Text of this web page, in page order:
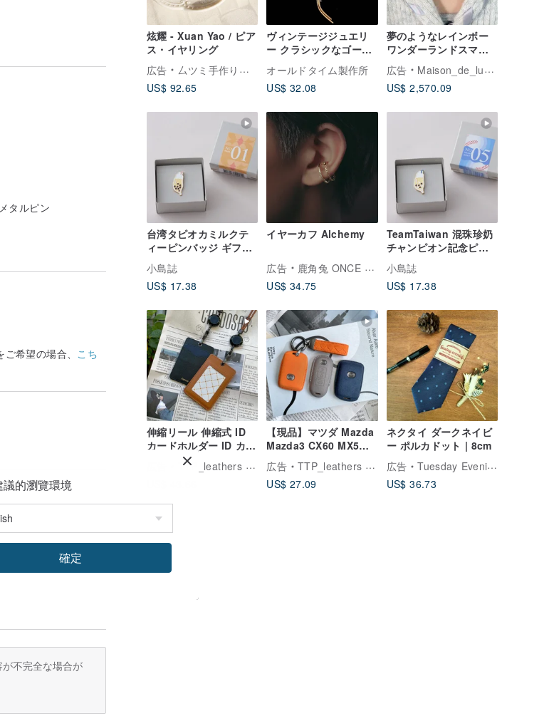
炫耀 - Xuan Yao / ピア
ス・イヤリング
広告
厶ツミ手作り研究室
US$ 92.65
ヴィンテージジュエリ
ー クラシックなゴール
ドパールのアイリス ブ
ローチ
オールドタイム製作所
US$ 32.08
夢のようなレインボー
ワンダーランドスマイ
ルネックレス、カラー
コランダムネックレ
ス、18Kゴールドカラー
広告
Maison_de_lumin
US$ 2,570.09
台湾タピオカミルクテ
ィーピンバッジ ギフト
ボックス付き / タピオ
カピンバッジ / 台湾土
産 特色ギフト
小島誌
US$ 17.38
イヤーカフ Alchemy
広告
鹿角兔 ONCE UPON A TIME
US$ 34.75
TeamTaiwan 混珠珍奶
チャンピオン記念ピン
バッジ / タピオカミル
クティーピンバッジ /
台湾お土産 交換ギフト
小島誌
US$ 17.38
伸縮リール 伸縮式 ID
カードホルダー ID カー
ド ID カードケース
Suica ケース カードケ
TTP_leathers ポセイトン・レザーアトリエ
【現品】マツダ Mazda
Mazda3 CX60 MX5
CX5 CX30 CX3 車用キ
ーケース
広告
TTP_leathers ポセイトン・レザーアトリエ
US$ 27.09
ネクタイ ダークネイビ
ー ポルカドット | 8cm
広告
Tuesday Evening
US$ 36.73
タルピン
希望の場合、 こち
不完全な場合が
議的瀏覽環境
確定